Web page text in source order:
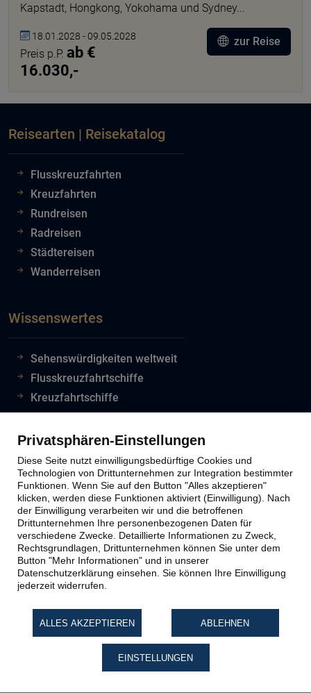
Kapstadt, Hongkong, Yokohama und Sydney...
18.01.2028 - 09.05.2028
Preis p.P. ab €
16.030,-
zur Reise
Reisearten | Reisekatalog
Flusskreuzfahrten
Kreuzfahrten
Rundreisen
Radreisen
Städtereisen
Wanderreisen
Wissenswertes
Sehenswürdigkeiten weltweit
Flusskreuzfahrtschiffe
Kreuzfahrtschiffe
Flughafeninformationen
Reiseinfos Auswertiges Amt
Lion Tours Reise Blog
Lion Tours Kontakt
Kontaktinfos
Unternehmen
Reiseabwicklung
Impressum
Datenschutz
Widerruf Reiseversicherung
Privatsphären-Einstellungen
Diese Seite nutzt einwilligungsbedürftige Cookies und
Technologien von Drittunternehmen zur Integration bestimmter
Funktionen. Wenn Sie auf den Button "Alles akzeptieren"
klicken, werden diese Funktionen aktiviert (Einwilligung). Nach
der Einwilligung verarbeiten wir und die betroffenen
Drittunternehmen Ihre personenbezogenen Daten für
verschiedene Zwecke. Detaillierte Informationen zu Zweck,
Rechtsgrundlagen, Drittunternehmen können Sie unter dem
Button "Mehr Informationen" und in unserer
Datenschutzerklärung einsehen. Sie können Ihre Einwilligung
jederzeit widerrufen.
ALLES AKZEPTIEREN ABLEHNEN
EINSTELLUNGEN